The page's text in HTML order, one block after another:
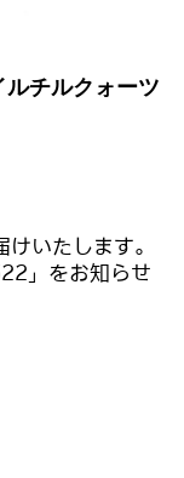
チルクォーツ
いたします。
」をお知らせ